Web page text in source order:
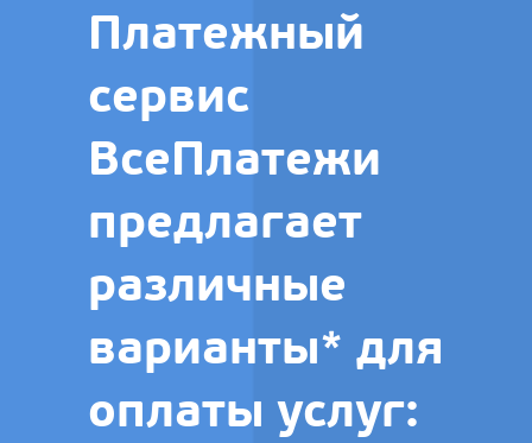
Платежный
сервис
ВсеПлатежи
предлагает
различные
варианты* для
оплаты услуг: